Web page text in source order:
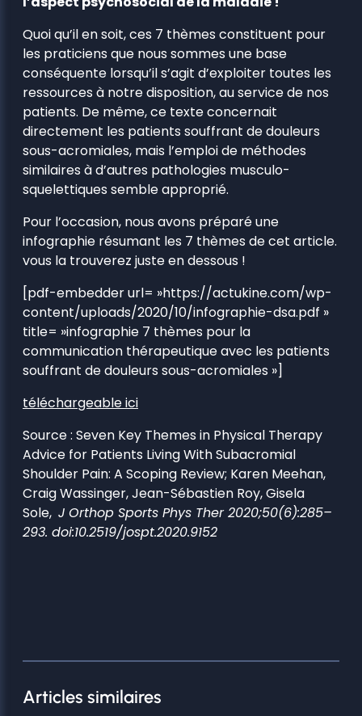
Quoi qu’il en soit, ces 7 thèmes constituent pour
les praticiens que nous sommes une base
conséquente lorsqu’il s’agit d’exploiter toutes les
ressources à notre disposition, au service de nos
patients. De même, ce texte concernait
directement les patients souffrant de douleurs
sous-acromiales, mais l’emploi de méthodes
similaires à d’autres pathologies musculo-
squelettiques semble approprié.
Pour l’occasion, nous avons préparé une
infographie résumant les 7 thèmes de cet article.
vous la trouverez juste en dessous !
[pdf-embedder url= »https://actukine.com/wp-
content/uploads/2020/10/infographie-dsa.pdf »
title= »infographie 7 thèmes pour la
communication thérapeutique avec les patients
souffrant de douleurs sous-acromiales »]
téléchargeable ici
Source : Seven Key Themes in Physical Therapy
Advice for Patients Living With Subacromial
Shoulder Pain: A Scoping Review; Karen Meehan,
Craig Wassinger, Jean-Sébastien Roy, Gisela
Sole, J Orthop Sports Phys Ther 2020;50(6):285–
293. doi:10.2519/jospt.2020.9152
Articles similaires